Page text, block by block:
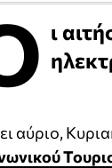
ι
αύριο,